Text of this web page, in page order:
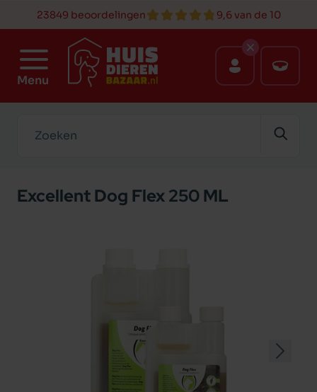
23849 beoordelingen 9,6 van de 10
Menu
Excellent Dog Flex 250 ML